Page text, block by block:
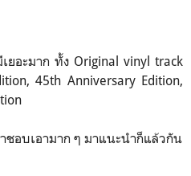
ยอะมาก ทั้ง Original vinyl track
45th Anniversary Edition,
าชอบเอามาก ๆ มาแนะนำก็แล้วกัน